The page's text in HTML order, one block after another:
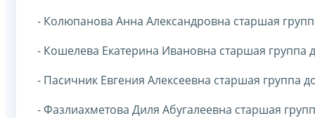
- Колюпанова Анна Александровна старшая
- Кошелева Екатерина Ивановна старшая группа
- Пасичник Евгения Алексеевна старшая группа
- Фазлиахметова Диля Абугалеевна старшая